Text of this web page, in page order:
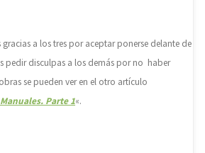
a los tres por aceptar ponerse delante de
pedir disculpas a los demás por no haber
se pueden ver en el otro artículo
Parte 1«.